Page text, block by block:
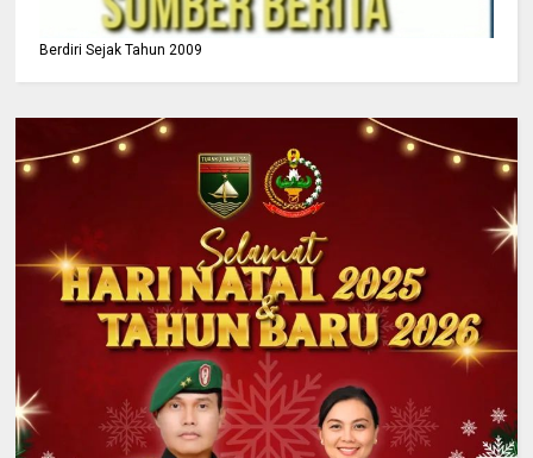
Berdiri Sejak Tahun 2009